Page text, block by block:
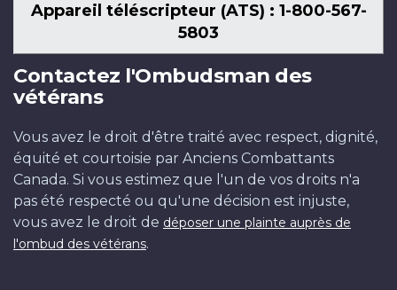
Appareil téléscripteur (ATS) : 1-800-567-
5803
Contactez l'Ombudsman des
vétérans
Vous avez le droit d'être traité avec respect, dignité,
équité et courtoisie par Anciens Combattants
Canada. Si vous estimez que l'un de vos droits n'a
pas été respecté ou qu'une décision est injuste,
vous avez le droit de déposer une plainte auprès de
l'ombud des vétérans.